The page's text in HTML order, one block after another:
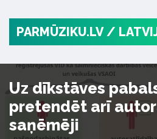
PARMŪZIKU.LV /
Uz dīkstāves
pretendēt arī
saņēmēji